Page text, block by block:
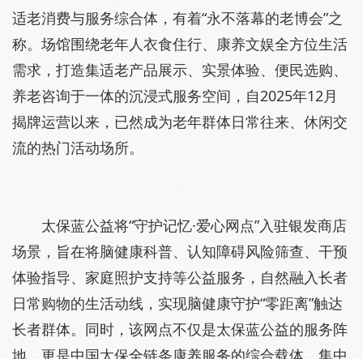
适老消费与服务综合体，有着“永不落幕的老博会”之
称。场馆围绕老年人衣食住行、康养文娱全方位生活
需求，打造集适老产品展示、实景体验、便民选购、
养老咨询于一体的沉浸式服务空间，自2025年12月
揭牌运营以来，已然成为老年群体日常往来、休闲交
流的热门活动场所。
太保蓝公益将“守护记忆·爱心网点”入驻银发商店
场景，旨在将脑健康科普、认知障碍风险筛查、干预
体验指导、家庭照护支持等公益服务，自然融入长者
日常购物的生活动线，实现脑健康守护“零距离”触达
长者群体。同时，该网点不仅是太保蓝公益的服务阵
地，更是中国太保全链条康养服务的综合载体，集中